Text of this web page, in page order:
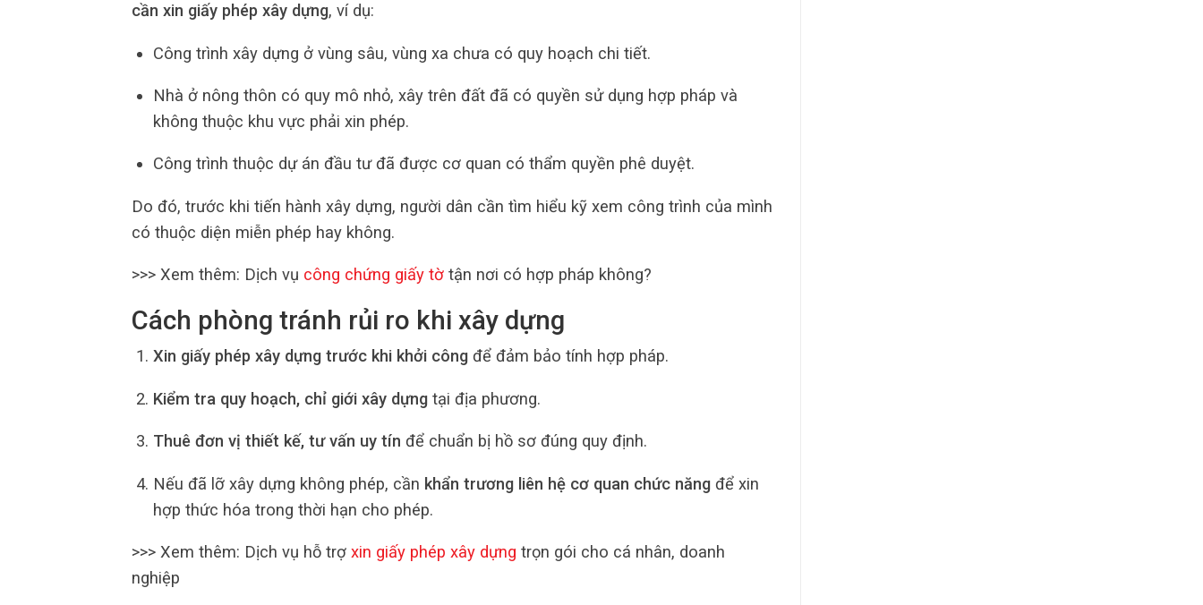
cần xin giấy phép xây dựng, ví dụ:
Công trình xây dựng ở vùng sâu, vùng xa chưa có quy hoạch chi tiết.
Nhà ở nông thôn có quy mô nhỏ, xây trên đất đã có quyền sử dụng hợp pháp và
không thuộc khu vực phải xin phép.
Công trình thuộc dự án đầu tư đã được cơ quan có thẩm quyền phê duyệt.
Do đó, trước khi tiến hành xây dựng, người dân cần tìm hiểu kỹ xem công trình của mình
có thuộc diện miễn phép hay không.
>>> Xem thêm: Dịch vụ công chứng giấy tờ tận nơi có hợp pháp không?
Cách phòng tránh rủi ro khi xây dựng
Xin giấy phép xây dựng trước khi khởi côngđể đảm bảo tính hợp pháp.
Kiểm tra quy hoạch, chỉ giới xây dựngtại địa phương.
Thuê đơn vị thiết kế, tư vấn uy tín để chuẩn bị hồ sơ đúng quy định.
Nếu đã lỡ xây dựng không phép, cần khẩn trương liên hệ cơ quan chức năngđể xin
hợp thức hóa trong thời hạn cho phép.
>>> Xem thêm: Dịch vụ hỗ trợ xin giấy phép xây dựng trọn gói cho cá nhân, doanh
nghiệp